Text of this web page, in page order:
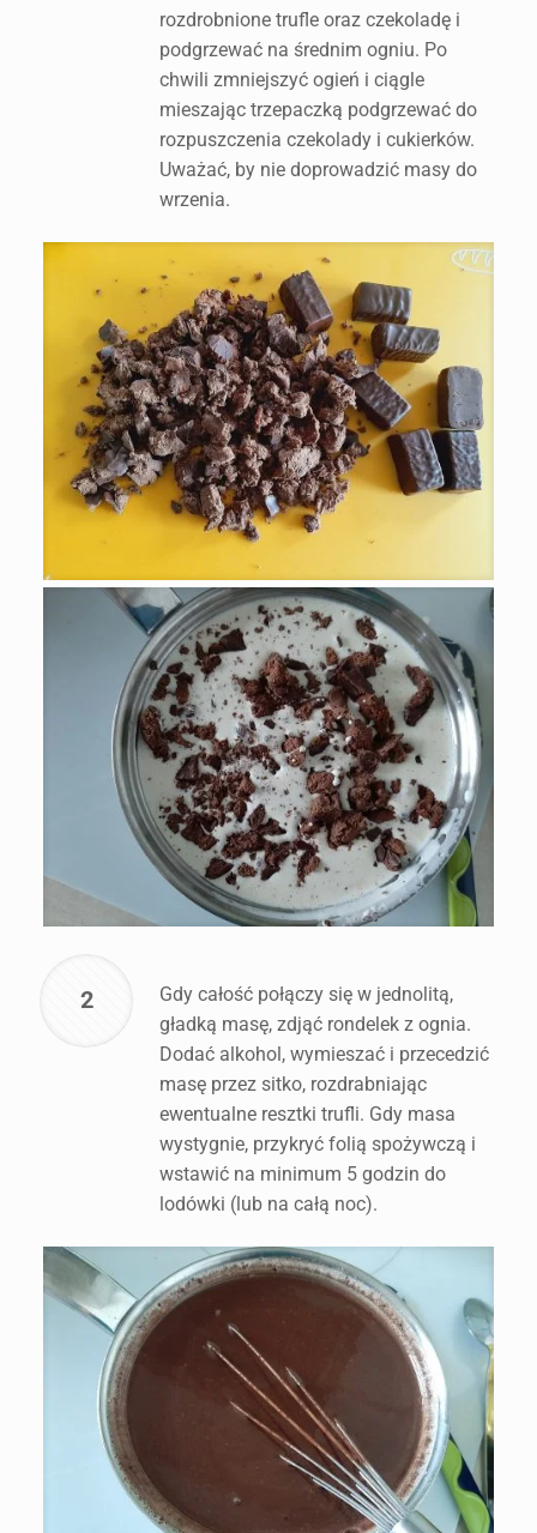
rozdrobnione trufle oraz czekoladę i
podgrzewać na średnim ogniu. Po
chwili zmniejszyć ogień i ciągle
mieszając trzepaczką podgrzewać do
rozpuszczenia czekolady i cukierków.
Uważać, by nie doprowadzić masy do
wrzenia.
2
Gdy całość połączy się w jednolitą,
gładką masę, zdjąć rondelek z ognia.
Dodać alkohol, wymieszać i przecedzić
masę przez sitko, rozdrabniając
ewentualne resztki trufli. Gdy masa
wystygnie, przykryć folią spożywczą i
wstawić na minimum 5 godzin do
lodówki (lub na całą noc).